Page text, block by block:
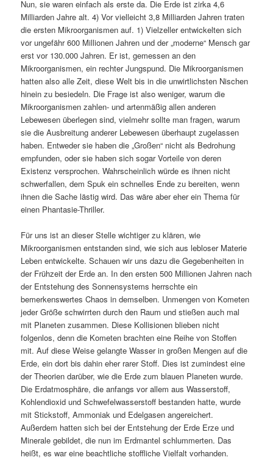
Nun, sie waren einfach als erste da. Die Erde ist zirka 4,6
Milliarden Jahre alt. 4) Vor vielleicht 3,8 Milliarden Jahren traten
die ersten Mikroorganismen auf. 1) Vielzeller entwickelten sich
vor ungefähr 600 Millionen Jahren und der „moderne“ Mensch gar
erst vor 130.000 Jahren. Er ist, gemessen an den
Mikroorganismen, ein rechter Jungspund. Die Mikroorganismen
hatten also alle Zeit, diese Welt bis in die unwirtlichsten Nischen
hinein zu besiedeln. Die Frage ist also weniger, warum die
Mikroorganismen zahlen- und artenmäßig allen anderen
Lebewesen überlegen sind, vielmehr sollte man fragen, warum
sie die Ausbreitung anderer Lebewesen überhaupt zugelassen
haben. Entweder sie haben die „Großen“ nicht als Bedrohung
empfunden, oder sie haben sich sogar Vorteile von deren
Existenz versprochen. Wahrscheinlich würde es ihnen nicht
schwerfallen, dem Spuk ein schnelles Ende zu bereiten, wenn
ihnen die Sache lästig wird. Das wäre aber eher ein Thema für
einen Phantasie-Thriller.
Für uns ist an dieser Stelle wichtiger zu klären, wie
Mikroorganismen entstanden sind, wie sich aus lebloser Materie
Leben entwickelte. Schauen wir uns dazu die Gegebenheiten in
der Frühzeit der Erde an. In den ersten 500 Millionen Jahren nach
der Entstehung des Sonnensystems herrschte ein
bemerkenswertes Chaos in demselben. Unmengen von Kometen
jeder Größe schwirrten durch den Raum und stießen auch mal
mit Planeten zusammen. Diese Kollisionen blieben nicht
folgenlos, denn die Kometen brachten eine Reihe von Stoffen
mit. Auf diese Weise gelangte Wasser in großen Mengen auf die
Erde, ein dort bis dahin eher rarer Stoff. Dies ist zumindest eine
der Theorien darüber, wie die Erde zum blauen Planeten wurde.
Die Erdatmosphäre, die anfangs vor allem aus Wasserstoff,
Kohlendioxid und Schwefelwasserstoff bestanden hatte, wurde
mit Stickstoff, Ammoniak und Edelgasen angereichert.
Außerdem hatten sich bei der Entstehung der Erde Erze und
Minerale gebildet, die nun im Erdmantel schlummerten. Das
heißt, es war eine beachtliche stoffliche Vielfalt vorhanden.